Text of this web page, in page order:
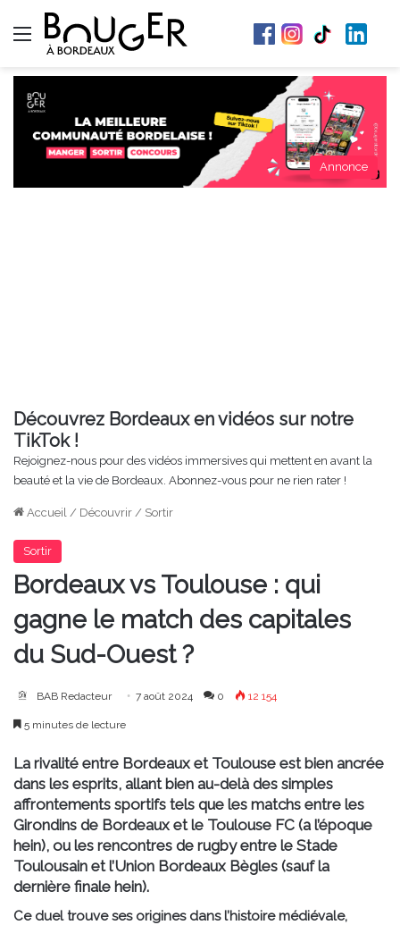
Menu
Annonce
Découvrez Bordeaux en vidéos sur notre
TikTok !
Rejoignez-nous pour des vidéos immersives qui mettent en avant la
beauté et la vie de Bordeaux. Abonnez-vous pour ne rien rater !
Accueil / Découvrir / Sortir
Sortir
Bordeaux vs Toulouse : qui
gagne le match des capitales
du Sud-Ouest ?
BAB Redacteur 7 août 2024 0 12 154
5 minutes de lecture
La rivalité entre Bordeaux et Toulouse est bien ancrée
dans les esprits, allant bien au-delà des simples
affrontements sportifs tels que les matchs entre les
Girondins de Bordeaux et le Toulouse FC (a l’époque
hein), ou les rencontres de rugby entre le Stade
Toulousain et l’Union Bordeaux Bègles (sauf la
dernière finale hein).
Ce duel trouve ses origines dans l’histoire médiévale,